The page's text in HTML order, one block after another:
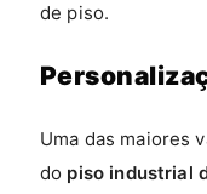
de piso.
Uma das maiores
do piso industrial